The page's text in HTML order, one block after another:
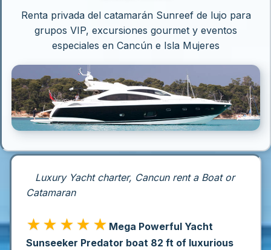
Renta privada del catamarán Sunreef de lujo para
grupos VIP, excursiones gourmet y eventos
especiales en Cancún e Isla Mujeres
Luxury Yacht charter, Cancun rent a Boat or
Catamaran
★★★★★ Mega Powerful Yacht
Sunseeker Predator boat 82 ft of luxurious